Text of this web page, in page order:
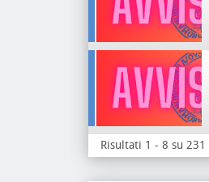
Risultati 1 - 8 su 231